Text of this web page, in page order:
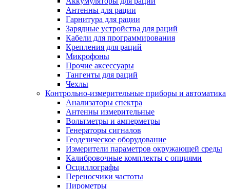
Антенны для рации
Гарнитура для рации
Зарядные устройства для раций
Кабели для программирования
Крепления для раций
Микрофоны
Прочие аксессуары
Тангенты для раций
Чехлы
Контрольно-измерительные приборы и автоматика
Анализаторы спектра
Антенны измерительные
Вольтметры и амперметры
Генераторы сигналов
Геодезическое оборудование
Измерители параметров окружающей среды
Калибровочные комплекты с опциями
Осциллографы
Переносчики частоты
Пирометры